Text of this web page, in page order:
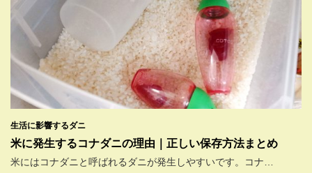
生活に影響するダニ
米に発生するコナダニの理由｜正しい保存方法まとめ
米にはコナダニと呼ばれるダニが発生しやすいです。コナ…